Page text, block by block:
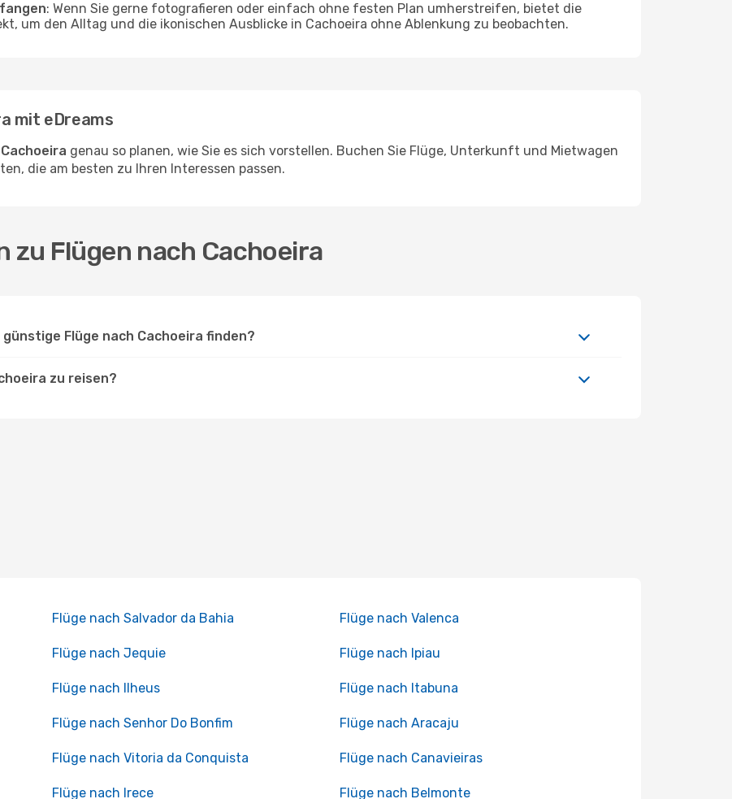
: Wenn Sie gerne fotografieren oder einfach ohne festen Plan umherstreifen, bietet die
um den Alltag und die ikonischen Ausblicke in Cachoeira ohne Ablenkung zu beobachten.
mit eDreams
genau so planen, wie Sie es sich vorstellen. Buchen Sie Flüge, Unterkunft und Mietwagen
die am besten zu Ihren Interessen passen.
zu Flügen nach Cachoeira
Flüge nach Cachoeira finden?
zu reisen?
Flüge nach Salvador da Bahia Flüge nach Valenca
Flüge nach Jequie Flüge nach Ipiau
Flüge nach Ilheus Flüge nach Itabuna
Flüge nach Senhor Do Bonfim Flüge nach Aracaju
Flüge nach Vitoria da Conquista Flüge nach Canavieiras
Flüge nach Irece Flüge nach Belmonte